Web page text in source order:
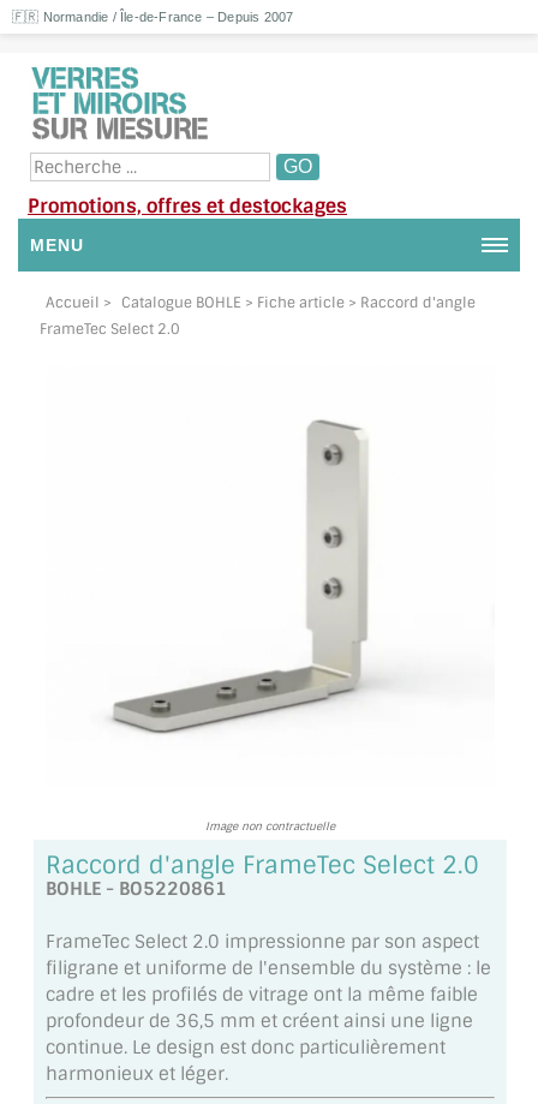
🇫🇷 Normandie / Île-de-France – Depuis 2007
Promotions, offres et destockages
MENU
NOUS CONTACTER
INSPIRATIONS ET NOUVEAUTÉS
AMBIANCE LAITON BROSSÉ
MIROIR SUR MESURE
MIROIR VIEILLI
MIROIR DÉCORATIF DE COULEUR
LOTS DE MIROIRS EN MOZAÏQUE
MIROIR POUR PORTE
MIROIR DE SALLE DE BAIN
Accueil > Catalogue BOHLE > Fiche article > Raccord d'angle
FrameTec Select 2.0
Image non contractuelle
Raccord d'angle FrameTec Select 2.0
BOHLE - BO5220861
FrameTec Select 2.0 impressionne par son aspect
filigrane et uniforme de l'ensemble du système : le
cadre et les profilés de vitrage ont la même faible
profondeur de 36,5 mm et créent ainsi une ligne
continue. Le design est donc particulièrement
harmonieux et léger.